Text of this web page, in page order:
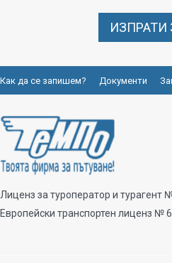
Как да се запишем? Документи
Лиценз за туроператор и турагент
Европейски транспортен лиценз №